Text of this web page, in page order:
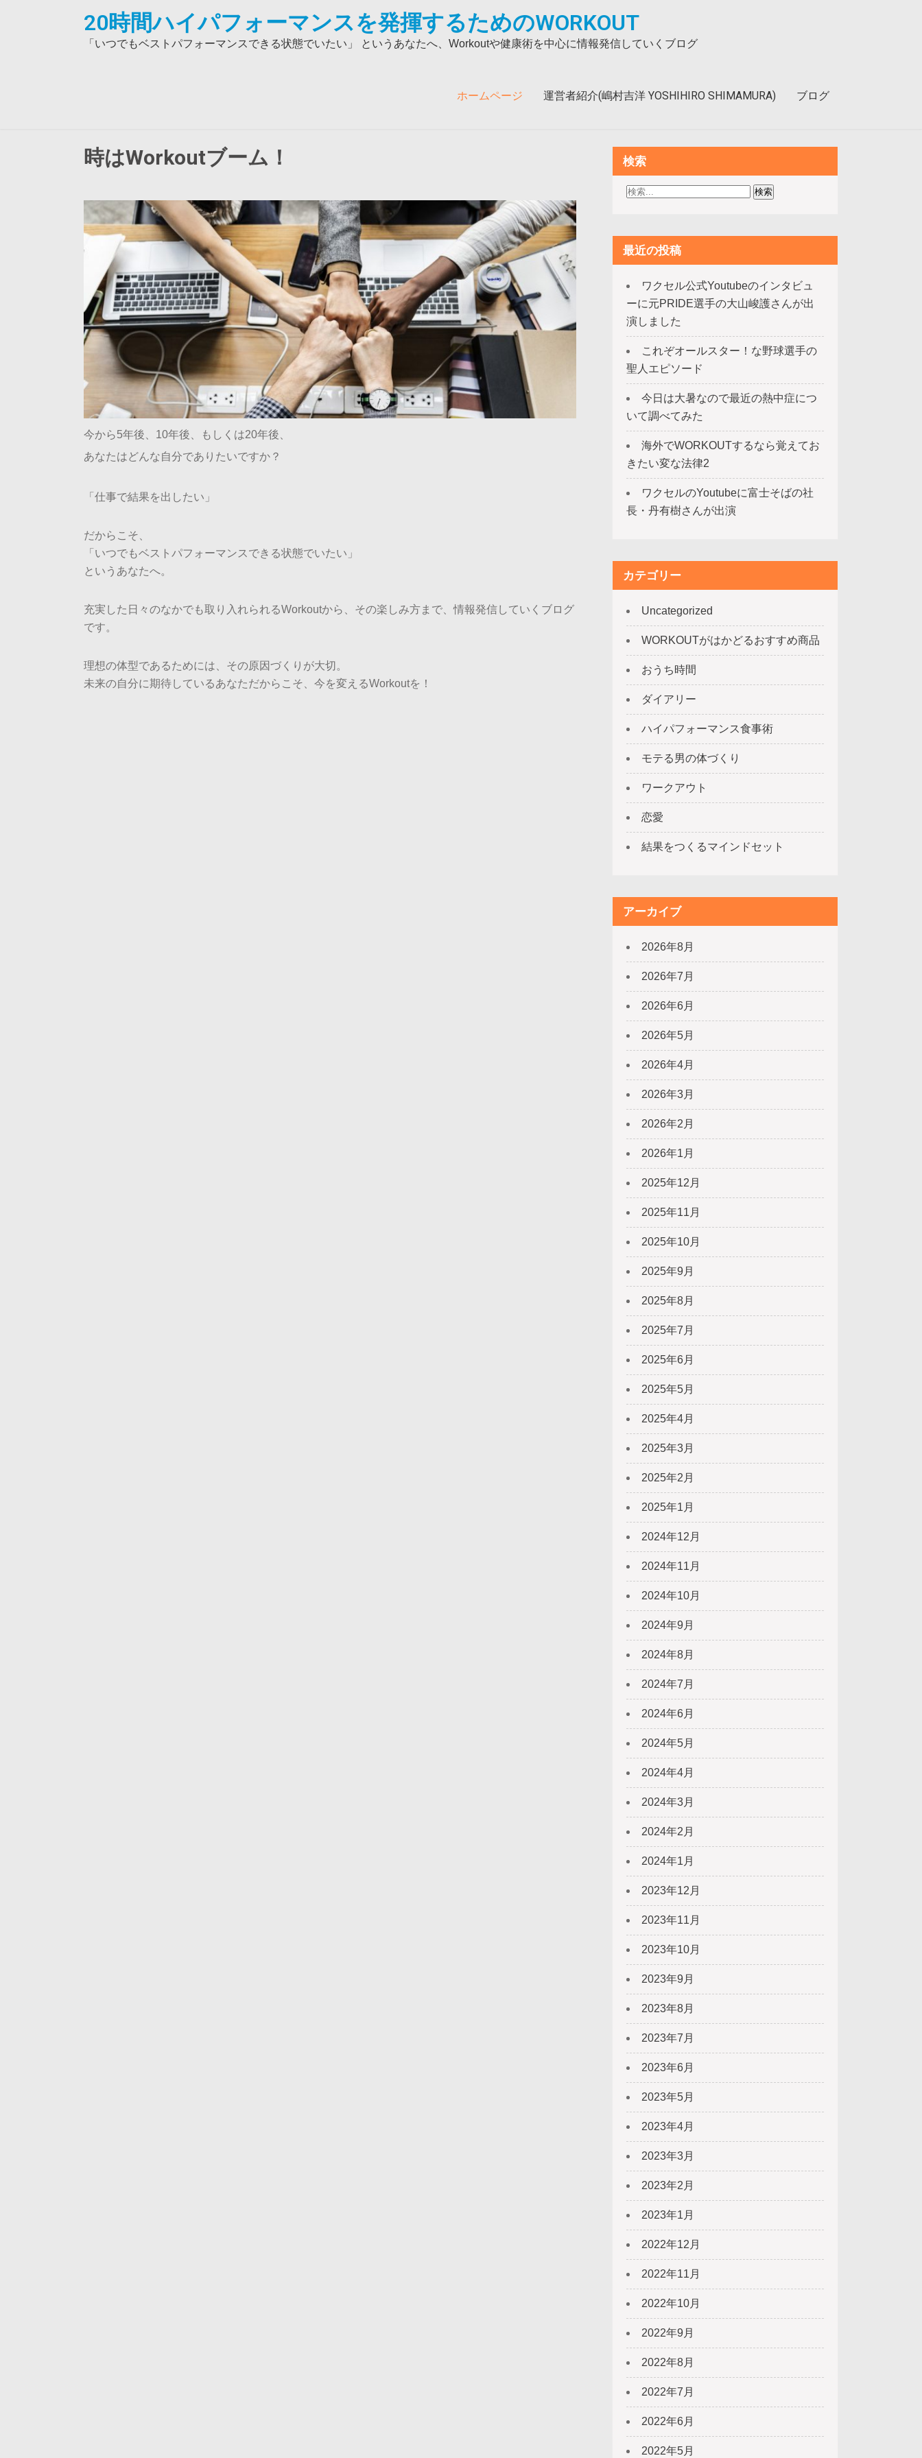
20時間ハイパフォーマンスを発揮するためのWORKOUT
「いつでもベストパフォーマンスできる状態でいたい」 というあなたへ、Workoutや健康術を中心に情報発信していくブログ
ホームページ 運営者紹介(嶋村吉洋 YOSHIHIRO SHIMAMURA) ブログ
時はWorkoutブーム！
今から5年後、10年後、もしくは20年後、
あなたはどんな自分でありたいですか？
「仕事で結果を出したい」
だからこそ、
「いつでもベストパフォーマンスできる状態でいたい」
というあなたへ。
充実した日々のなかでも取り入れられるWorkoutから、その楽しみ方まで、情報発信していくブログ
です。
理想の体型であるためには、その原因づくりが大切。
未来の自分に期待しているあなただからこそ、今を変えるWorkoutを！
検索
最近の投稿
ワクセル公式Youtubeのインタビュ
ーに元PRIDE選手の大山峻護さんが出
演しました
これぞオールスター！な野球選手の
聖人エピソード
今日は大暑なので最近の熱中症につ
いて調べてみた
海外でWORKOUTするなら覚えてお
きたい変な法律2
ワクセルのYoutubeに富士そばの社
長・丹有樹さんが出演
カテゴリー
Uncategorized
WORKOUTがはかどるおすすめ商品
おうち時間
ダイアリー
ハイパフォーマンス食事術
モテる男の体づくり
ワークアウト
恋愛
結果をつくるマインドセット
アーカイブ
2026年8月
2026年7月
2026年6月
2026年5月
2026年4月
2026年3月
2026年2月
2026年1月
2025年12月
2025年11月
2025年10月
2025年9月
2025年8月
2025年7月
2025年6月
2025年5月
2025年4月
2025年3月
2025年2月
2025年1月
2024年12月
2024年11月
2024年10月
2024年9月
2024年8月
2024年7月
2024年6月
2024年5月
2024年4月
2024年3月
2024年2月
2024年1月
2023年12月
2023年11月
2023年10月
2023年9月
2023年8月
2023年7月
2023年6月
2023年5月
2023年4月
2023年3月
2023年2月
2023年1月
2022年12月
2022年11月
2022年10月
2022年9月
2022年8月
2022年7月
2022年6月
2022年5月